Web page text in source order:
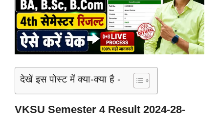
देखें इस पोस्ट में क्या-क्या है -
VKSU Semester 4 Result 2024-28-